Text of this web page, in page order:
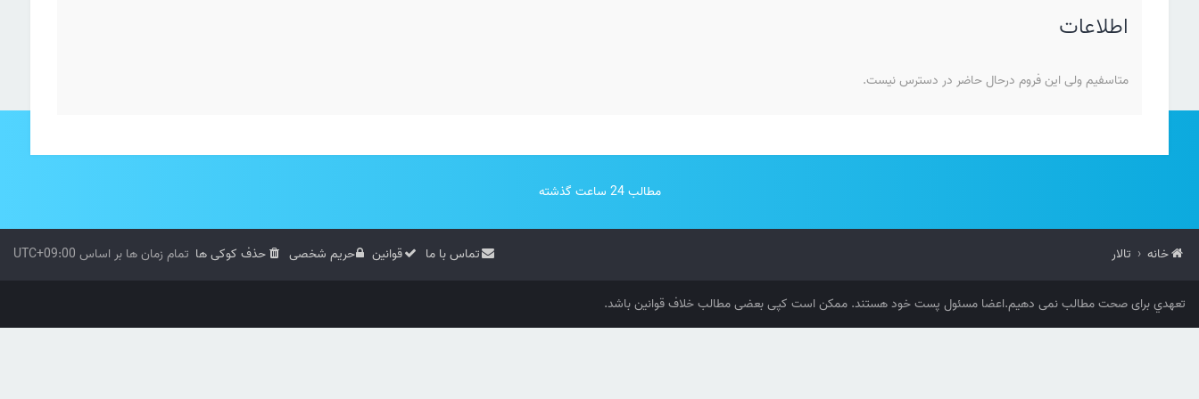
اطلاعات
متاسفیم ولی این فروم درحال حاضر در دسترس نیست.
مطالب 24 ساعت گذشته
خانه تالار تمام زمان ها بر اساس UTC+09:00 حذف کوکی ها حریم شخصی قوانین تماس با ما
تعهدي برای صحت مطالب نمی دهیم.اعضا مسئول پست خود هستند. ممکن است کپی بعضی مطالب خلاف قوانین باشد.